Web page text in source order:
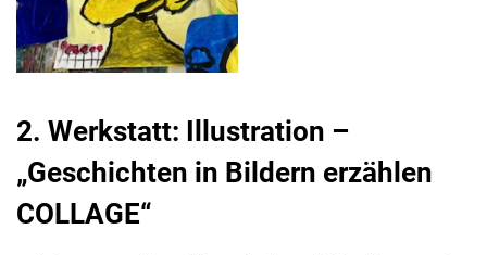
2. Werkstatt: Illustration –
„Geschichten in Bildern erzählen
COLLAGE“